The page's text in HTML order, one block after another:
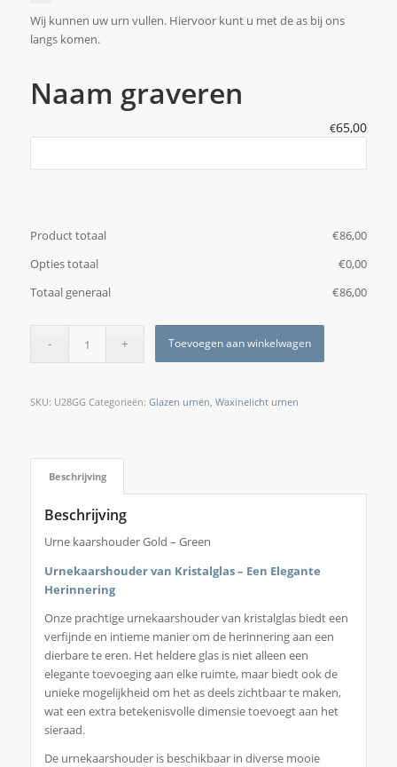
Wij kunnen uw urn vullen. Hiervoor kunt u met de as bij ons
langs komen.
Naam graveren
€65,00
Product totaal €‎86,00
Opties totaal
€‎0,00
Totaal generaal
€‎86,00
Toevoegen aan winkelwagen
SKU: U28GG Categorieën: Glazen urnen, Waxinelicht urnen
Beschrijving
Beschrijving
Urne kaarshouder Gold – Green
Urnekaarshouder van Kristalglas – Een Elegante
Herinnering
Onze prachtige urnekaarshouder van kristalglas biedt een
verfijnde en intieme manier om de herinnering aan een
dierbare te eren. Het heldere glas is niet alleen een
elegante toevoeging aan elke ruimte, maar biedt ook de
unieke mogelijkheid om het as deels zichtbaar te maken,
wat een extra betekenisvolle dimensie toevoegt aan het
sieraad.
De urnekaarshouder is beschikbaar in diverse mooie